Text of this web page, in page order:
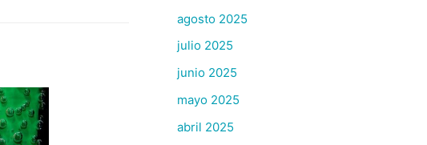
agosto 2025
julio 2025
junio 2025
mayo 2025
abril 2025